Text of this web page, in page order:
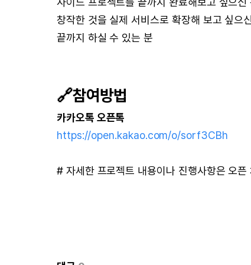
창작한 것을 실제 서비스로 확장해 보고 싶으
끝까지 하실 수 있는 분
🔗참여방법
카카오톡 오픈톡
https://open.kakao.com/o/sorf3CBh
# 자세한 프로젝트 내용이나 진행사항은 오픈